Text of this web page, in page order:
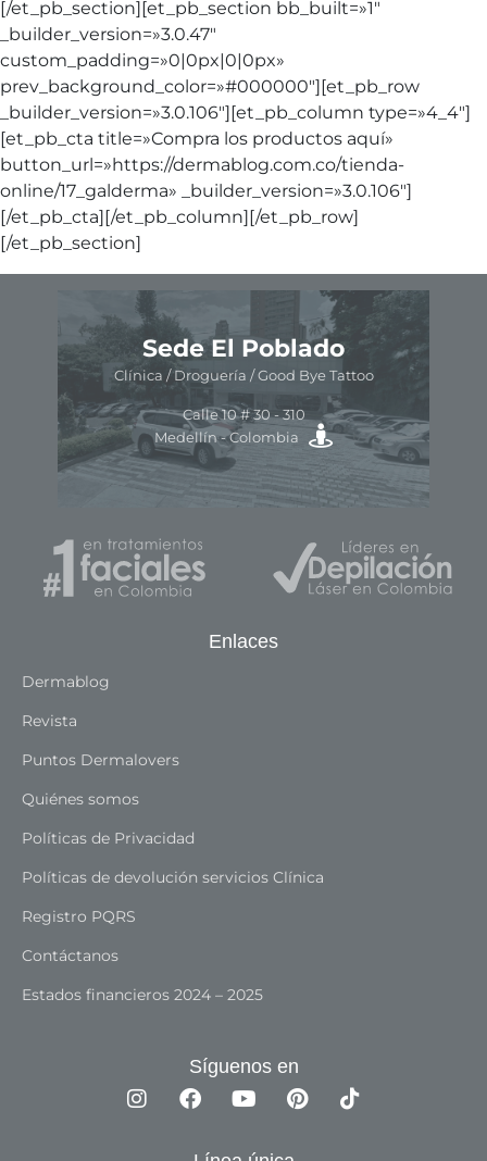
[/et_pb_section][et_pb_section bb_built=»1″
_builder_version=»3.0.47″
custom_padding=»0|0px|0|0px»
prev_background_color=»#000000″][et_pb_row
_builder_version=»3.0.106″][et_pb_column type=»4_4″]
[et_pb_cta title=»Compra los productos aquí»
button_url=»https://dermablog.com.co/tienda-
online/17_galderma» _builder_version=»3.0.106″]
[/et_pb_cta][/et_pb_column][/et_pb_row]
[/et_pb_section]
Sede El Poblado
Clínica / Droguería / Good Bye Tattoo
Calle 10 # 30 - 310
Medellín - Colombia
Enlaces
Dermablog
Revista
Puntos Dermalovers
Quiénes somos
Políticas de Privacidad
Políticas de devolución servicios Clínica
Registro PQRS
Contáctanos
Estados financieros 2024 – 2025
Síguenos en